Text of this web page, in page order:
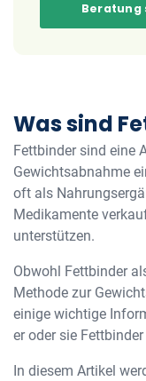
Beratung
Was sind
Fettbinder sind eine
Gewichtsabnahme
oft als
Medikamente
unterstützen.
Obwohl Fettbinder
Methode zur
einige wichtige
er oder sie
In diesem Artikel